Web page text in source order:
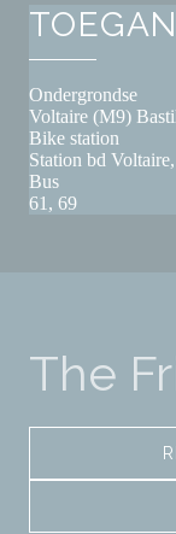
Ondergrondse
Voltaire (M9)
Bike station
Station bd
Bus
61, 69
The